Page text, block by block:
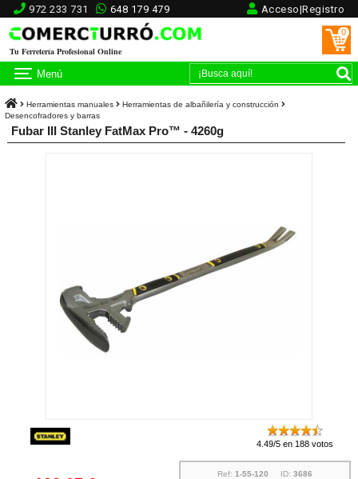
972 233 731 648 179 479 Acceso|Registro
Tu Ferretería Profesional Online
0
Menú
Herramientas manuales
Herramientas de albañilería y construcción
Desencofradores y barras
Fubar III Stanley FatMax Pro™ - 4260g
4.49/5 en 188 votos
Ref: 1-55-120 ID: 3686